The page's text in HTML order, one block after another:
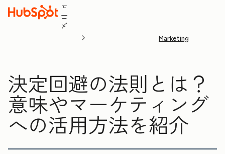
メ
ニ
ュ
Marketing
決定回避の法則とは？
意味やマーケティング
への活用方法を紹介